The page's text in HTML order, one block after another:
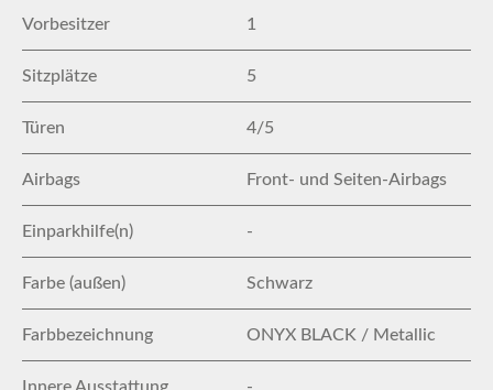
Vorbesitzer 1
Sitzplätze 5
Türen 4/5
Airbags Front- und Seiten-Airbags
Einparkhilfe(n) -
Farbe (außen) Schwarz
Farbbezeichnung ONYX BLACK / Metallic
Innere Ausstattung -